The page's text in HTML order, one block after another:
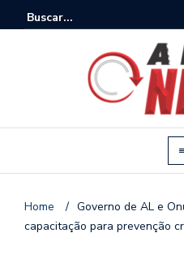
Home / Governo de AL e
capacitação para prevenção